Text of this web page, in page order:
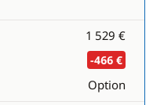
1 529 €
-466 €
Option